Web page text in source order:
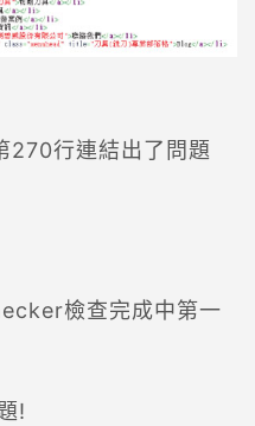
270行連結出了問題
檢查完成中第一
!